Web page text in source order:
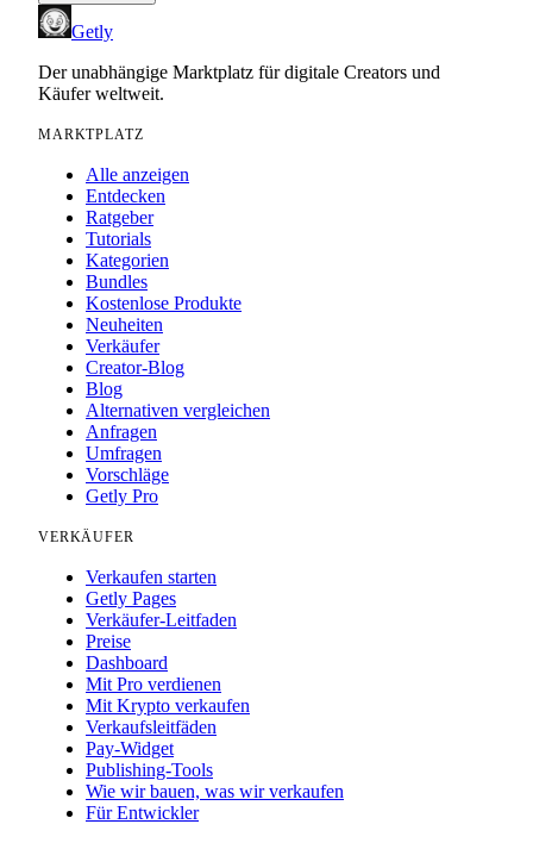
Getly
Der unabhängige Marktplatz für digitale Creators und
Käufer weltweit.
MARKTPLATZ
Alle anzeigen
Entdecken
Ratgeber
Tutorials
Kategorien
Bundles
Kostenlose Produkte
Neuheiten
Verkäufer
Creator-Blog
Blog
Alternativen vergleichen
Anfragen
Umfragen
Vorschläge
Getly Pro
VERKÄUFER
Verkaufen starten
Getly Pages
Verkäufer-Leitfaden
Preise
Dashboard
Mit Pro verdienen
Mit Krypto verkaufen
Verkaufsleitfäden
Pay-Widget
Publishing-Tools
Wie wir bauen, was wir verkaufen
Für Entwickler